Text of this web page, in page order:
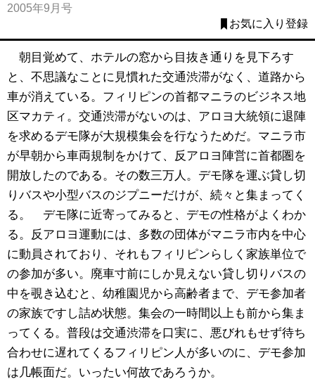
2005年9月号
お気に入り登録
朝目覚めて、ホテルの窓から目抜き通りを見下ろす
と、不思議なことに見慣れた交通渋滞がなく、道路から
車が消えている。フィリピンの首都マニラのビジネス地
区マカティ。交通渋滞がないのは、アロヨ大統領に退陣
を求めるデモ隊が大規模集会を行なうためだ。マニラ市
が早朝から車両規制をかけて、反アロヨ陣営に首都圏を
開放したのである。その数三万人。デモ隊を運ぶ貸し切
りバスや小型バスのジプニーだけが、続々と集まってく
る。 デモ隊に近寄ってみると、デモの性格がよくわか
る。反アロヨ運動には、多数の団体がマニラ市内を中心
に動員されており、それもフィリピンらしく家族単位で
の参加が多い。廃車寸前にしか見えない貸し切りバスの
中を覗き込むと、幼稚園児から高齢者まで、デモ参加者
の家族ですし詰め状態。集会の一時間以上も前から集ま
ってくる。普段は交通渋滞を口実に、悪びれもせず待ち
合わせに遅れてくるフィリピン人が多いのに、デモ参加
は几帳面だ。いったい何故であろうか。